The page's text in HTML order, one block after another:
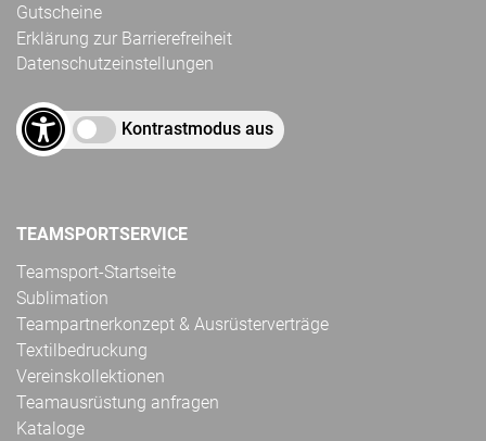
Gutscheine
Erklärung zur Barrierefreiheit
Datenschutzeinstellungen
Kontrastmodus aus
TEAMSPORTSERVICE
Teamsport-Startseite
Sublimation
Teampartnerkonzept & Ausrüsterverträge
Textilbedruckung
Vereinskollektionen
Teamausrüstung anfragen
Kataloge